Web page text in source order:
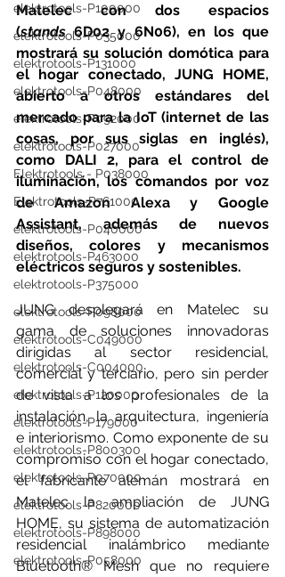
elektrotools-P100000
elektrotools-P035000
elektrotools-P131000
elektrotools-P048000
elektrotools-P092000
elektrotools-P027000
Elektrotools - P038000
Elektrotools-P761000
elektrotools-P040000
elektrotools-P463000
elektrotools-P375000
elektrotools-P098000
elektrotools-C049000
elektrotools-C004000
elektrotools-P120000
elektrotools-P179000
elektrotools-P800300
elektrotools-P070000
elektrotools-P820000
elektrotools-P898000
elektrotools-P058000
Matelec con dos espacios
(stands 6D02 y 6N06), en los que
mostrará su solución domótica para
el hogar conectado, JUNG HOME,
abierto a otros estándares del
mercado para la IoT (internet de las
cosas, por sus siglas en inglés),
como DALI 2, para el control de
iluminación, los comandos por voz
de Amazon Alexa y Google
Assistant, además de nuevos
diseños, colores y mecanismos
eléctricos seguros y sostenibles.
JUNG desplegará en Matelec su
gama de soluciones innovadoras
dirigidas al sector residencial,
comercial y terciario, pero sin perder
de vista a los profesionales de la
instalación, la arquitectura, ingeniería
e interiorismo. Como exponente de su
compromiso con el hogar conectado,
el fabricante alemán mostrará en
Matelec la ampliación de JUNG
HOME, su sistema de automatización
residencial inalámbrico mediante
Bluetooth® Mesh que no requiere